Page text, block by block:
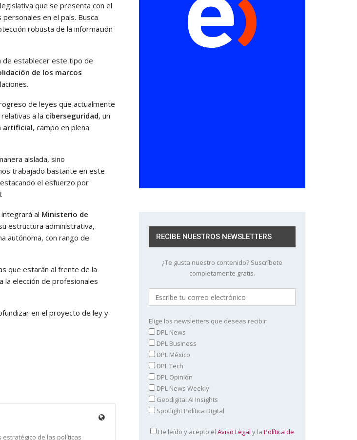
que se presenta con el
en el país. Busca
robusta de la información
de establecer este tipo de
de los marcos
de leyes que actualmente
a la ciberseguridad, un
artificial, campo en plena
aislada, sino
trabajado bastante en este
el esfuerzo por
al Ministerio de
estructura administrativa,
autónoma, con rango de
que estarán al frente de la
la elección de profesionales
en el proyecto de ley y
estratégico de las políticas
RECIBE NUESTROS NEWSLETTERS
¿Te gusta nuestro contenido? Suscríbete
completamente gratis.
Elige los newsletters que deseas recibir:
DPL News
DPL Business
DPL México
DPL Tech
DPL Opinión
DPL News Weekly
Geodigital AI Insights
Spotlight Política Digital
He leído y acepto el Aviso Legal y la Política de